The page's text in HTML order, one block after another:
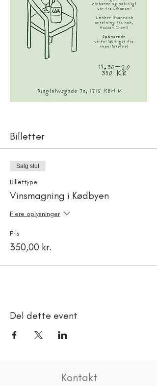
Billetter
Salg slut
Billettype
Vinsmagning i Kødbyen
Flere oplysninger
Pris
350,00 kr.
Del dette event
Kontakt